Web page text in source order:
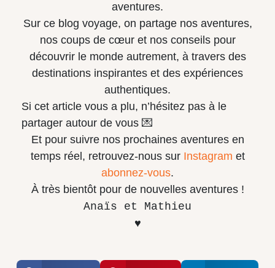
aventures.
Sur ce blog voyage, on partage nos aventures,
nos coups de cœur et nos conseils pour
découvrir le monde autrement, à travers des
destinations inspirantes et des expériences
authentiques.
Si cet article vous a plu, n’hésitez pas à le
partager autour de vous 💌
Et pour suivre nos prochaines aventures en
temps réel, retrouvez-nous sur Instagram et
abonnez-vous.
À très bientôt pour de nouvelles aventures !
Anaïs et Mathieu
♥️